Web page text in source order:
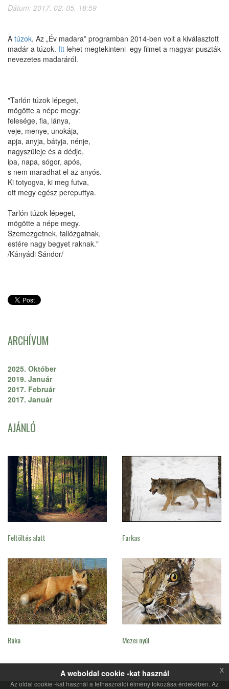
Dátum: 2017. 02. 05. 18:59
A túzok. Az „Év madara” programban 2014-ben volt a kiválasztott
madár a túzok. Itt lehet megtekinteni egy filmet a magyar puszták
nevezetes madaráról.
"Tarlón túzok lépeget,
mögötte a népe megy:
felesége, fia, lánya,
veje, menye, unokája,
apja, anyja, bátyja, nénje,
nagyszüleje és a dédje,
ipa, napa, sógor, após,
s nem maradhat el az anyós.
Ki totyogva, ki meg futva,
ott megy egész pereputtya.
Tarlón túzok lépeget,
mögötte a népe megy.
Szemezgetnek, tallózgatnak,
estére nagy begyet raknak."
/Kányádi Sándor/
ARCHÍVUM
2025. Október
2019. Január
2017. Február
2017. Január
AJÁNLÓ
Feltöltés alatt Farkas
Róka Mezei nyúl
A weboldal cookie -kat használ
Az oldal cookie -kat használ a felhasználói élmény fokozása érdekében. Az
x